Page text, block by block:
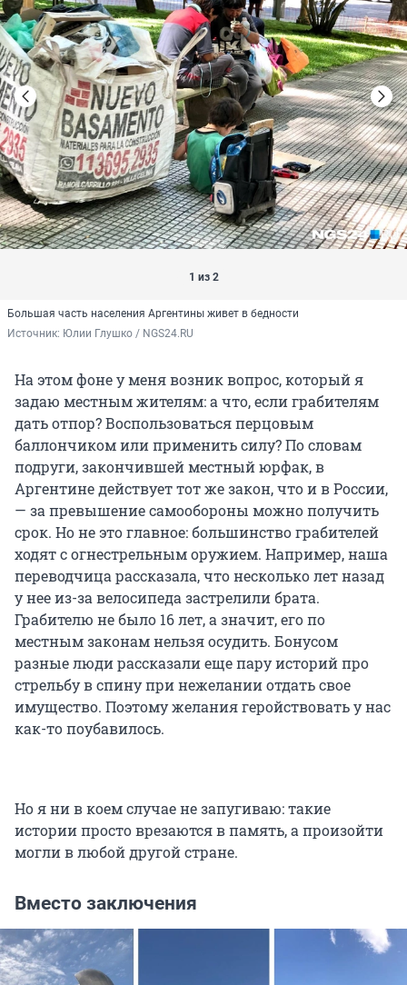
1 из 2
Большая часть населения Аргентины живет в бедности
Источник: Юлии Глушко / NGS24.RU
На этом фоне у меня возник вопрос, который я
задаю местным жителям: а что, если грабителям
дать отпор? Воспользоваться перцовым
баллончиком или применить силу? По словам
подруги, закончившей местный юрфак, в
Аргентине действует тот же закон, что и в России,
— за превышение самообороны можно получить
срок. Но не это главное: большинство грабителей
ходят с огнестрельным оружием. Например, наша
переводчица рассказала, что несколько лет назад
у нее из-за велосипеда застрелили брата.
Грабителю не было 16 лет, а значит, его по
местным законам нельзя осудить. Бонусом
разные люди рассказали еще пару историй про
стрельбу в спину при нежелании отдать свое
имущество. Поэтому желания геройствовать у нас
как-то поубавилось.
Но я ни в коем случае не запугиваю: такие
истории просто врезаются в память, а произойти
могли в любой другой стране.
Вместо заключения